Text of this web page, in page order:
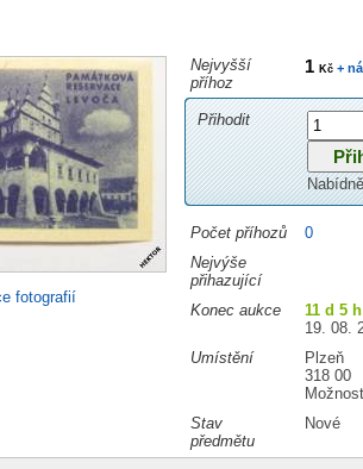
fotografií
Nejvyšší
příhoz
1 Kč+
Přihodit
Počet příhozů
0
Nejvýše
přihazující
Konec aukce
11 d 5
19. 08.
Umístění
Plzeň
318 00
Stav
předmětu
Nové